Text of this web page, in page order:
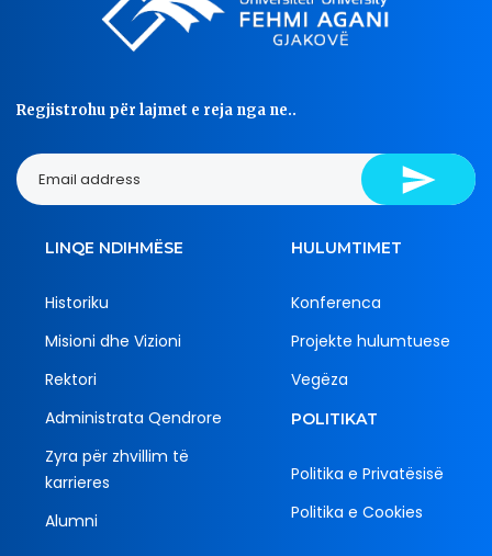
Regjistrohu për lajmet e reja nga ne..
LINQE NDIHMËSE
Historiku
Misioni dhe Vizioni
Rektori
Administrata Qendrore
Zyra për zhvillim të
karrieres
Alumni
HULUMTIMET
Konferenca
Projekte hulumtuese
Vegëza
POLITIKAT
Politika e Privatësisë
Politika e Cookies